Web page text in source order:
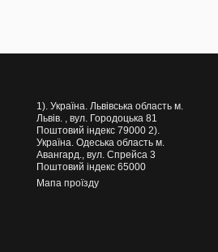
1). Україна. Львівська область м.
Львів. , вул. Городоцька 81
Поштовий індекс 79000 2).
Україна. Одеська область м.
Авангард., вул. Спрейса 3
Поштовий індекс 65000
Мапа проїзду